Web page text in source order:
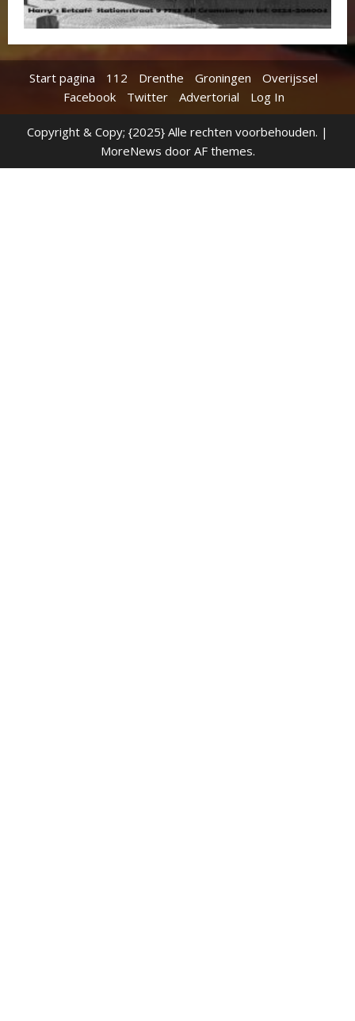
Start pagina 112 Drenthe Groningen
Overijssel
Facebook
Twitter Advertorial Log In
Copyright & Copy; {2025} Alle rechten voorbehouden. |
MoreNews door AF themes.